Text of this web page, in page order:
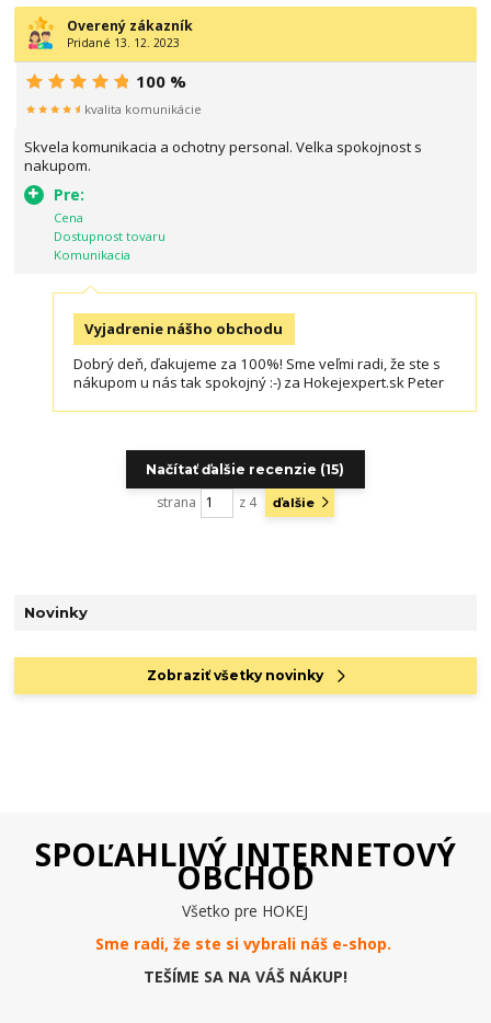
Novinky
Zobraziť všetky novinky
Overený zákazník
Pridané 13. 12. 2023
Skvela komunikacia a ochotny personal. Velka spokojnost s
nakupom.
Pre:
Cena
Dostupnost tovaru
Komunikacia
100 %
kvalita komunikácie
Vyjadrenie nášho obchodu
Dobrý deň, ďakujeme za 100%! Sme veľmi radi, že ste s
nákupom u nás tak spokojný :-) za Hokejexpert.sk Peter
Načítať ďalšie recenzie (15)
strana z 4 ďalšie
SPOĽAHLIVÝ INTERNETOVÝ
OBCHOD
Všetko pre HOKEJ
Sme radi, že ste si vybrali náš e-shop.
TEŠÍME SA NA VÁŠ NÁKUP!